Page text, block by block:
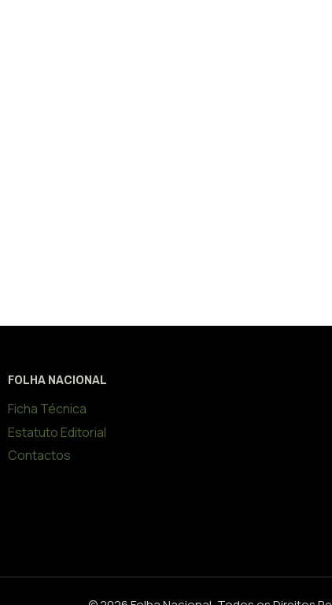
FOLHA NACIONAL
Ficha Técnica
Estatuto Editorial
Contactos